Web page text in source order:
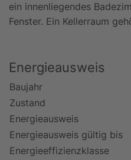
ein innenliegendes
Fenster. Ein Kellerraum
Energieausweis
Baujahr
Zustand
Energieausweis
Energieausweis gültig bis
Energieeffizienzklasse